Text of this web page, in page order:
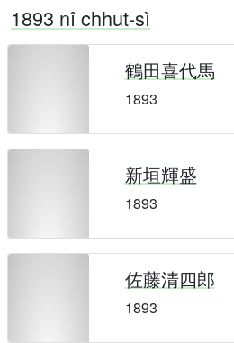
1893 nî chhut-sì
鶴田喜代馬
1893
新垣輝盛
1893
佐藤清四郎
1893